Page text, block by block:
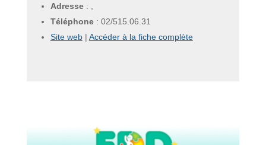
Adresse: ,
Téléphone: 02/515.06.31
Site web| Accéder à la fiche complète